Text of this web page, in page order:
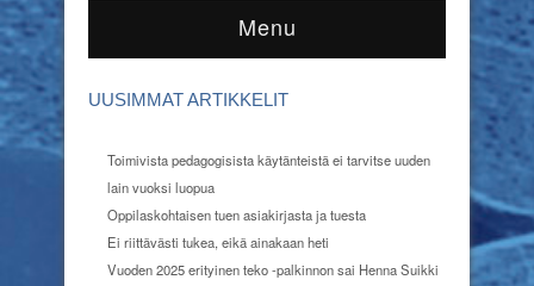
Menu
UUSIMMAT ARTIKKELIT
Toimivista pedagogisista käytänteistä ei tarvitse uuden
lain vuoksi luopua
Oppilaskohtaisen tuen asiakirjasta ja tuesta
Ei riittävästi tukea, eikä ainakaan heti
Vuoden 2025 erityinen teko -palkinnon sai Henna Suikki